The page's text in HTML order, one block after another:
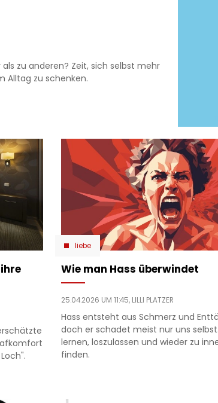
zu anderen? Zeit, sich selbst mehr
Alltag zu schenken.
liebe
Wie man Hass überwindet
25.04.2026 UM 11:45, LILLI PLATZER
Hass entsteht aus Schmerz und
doch er schadet meist nur uns
lernen, loszulassen und wieder zu
finden.